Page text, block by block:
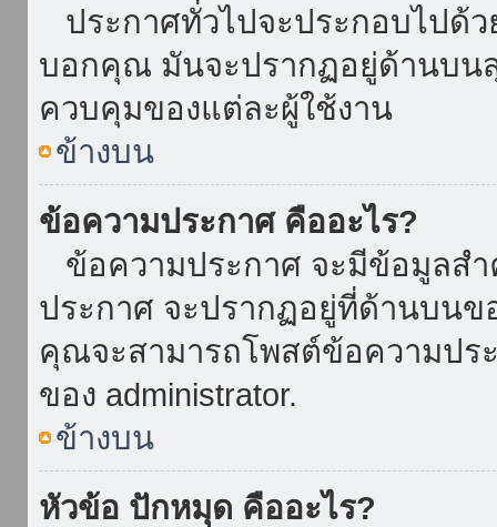
ประกาศทั่วไปจะประกอบไปด้
บอกคุณ มันจะปรากฏอยู่ด้านบน
ควบคุมของแต่ละผู้ใช้งาน
ข้างบน
ข้อความประกาศ คืออะไร?
ข้อความประกาศ จะมีข้อมูลส
ประกาศ จะปรากฏอยู่ที่ด้านบนข
คุณจะสามารถโพสต์ข้อความป
ของ administrator.
ข้างบน
หัวข้อ ปักหมุด คืออะไร?